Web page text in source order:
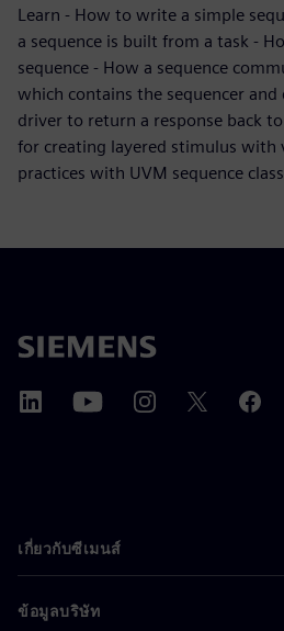
Learn - How to write a simple
a sequence is built from a task -
sequence - How a sequence
which contains the sequencer
driver to return a response back
for creating layered stimulus with
practices with UVM sequence
เกี่ยวกับซีเมนส์
ข้อมูลบริษัท